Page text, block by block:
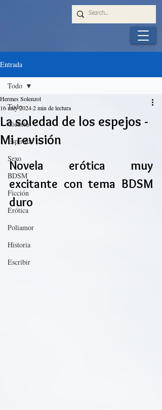
Entrada
Todo
Ciencia
Espíritu
Sexo
BDSM
Ficción
Erótica
Poliamor
Historia
Escribir
Todo
La soledad de los espejos -
Mi revisión
Hermes Solenzol
16 may 20242 min de lectura
Novela erótica muy
excitante con tema BDSM
duro